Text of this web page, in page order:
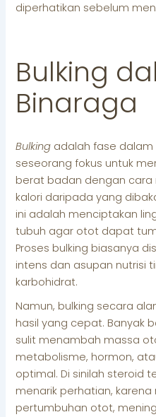
diperhatikan sebelum
Bulking
Binaraga
Bulking adalah fase
seseorang fokus untuk
berat badan dengan cara
kalori daripada yang
ini adalah menciptakan
tubuh agar otot dapat
Proses bulking biasanya
intens dan asupan nutrisi
karbohidrat.
Namun, bulking secara
hasil yang cepat. Banyak
sulit menambah massa
metabolisme, hormon,
optimal. Di sinilah steroid
menarik perhatian,
pertumbuhan otot,